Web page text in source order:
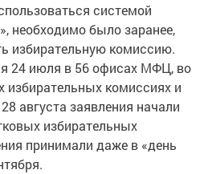
системой
необходимо было заранее,
избирательную комиссию.
24 июля в 56 офисах МФЦ, во
избирательных комиссиях и
августа заявления начали
избирательных
принимали даже в «день